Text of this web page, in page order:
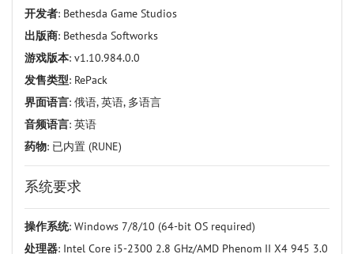
开发者: Bethesda Game Studios
出版商: Bethesda Softworks
游戏版本: v1.10.984.0.0
发售类型: RePack
界面语言: 俄语, 英语, 多语言
音频语言: 英语
药物: 已内置 (RUNE)
系统要求
操作系统: Windows 7/8/10 (64-bit OS required)
处理器: Intel Core i5-2300 2.8 GHz/AMD Phenom II X4 945 3.0